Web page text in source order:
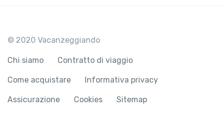
© 2020 Vacanzeggiando
Chi siamo Contratto di viaggio
Come acquistare Informativa privacy
Assicurazione Cookies Sitemap